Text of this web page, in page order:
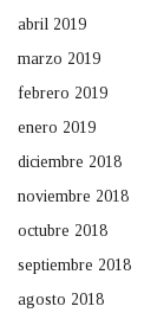
abril 2019
marzo 2019
febrero 2019
enero 2019
diciembre 2018
noviembre 2018
octubre 2018
septiembre 2018
agosto 2018